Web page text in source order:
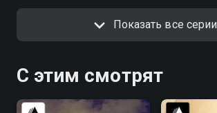
Показать все серии
С этим смотрят